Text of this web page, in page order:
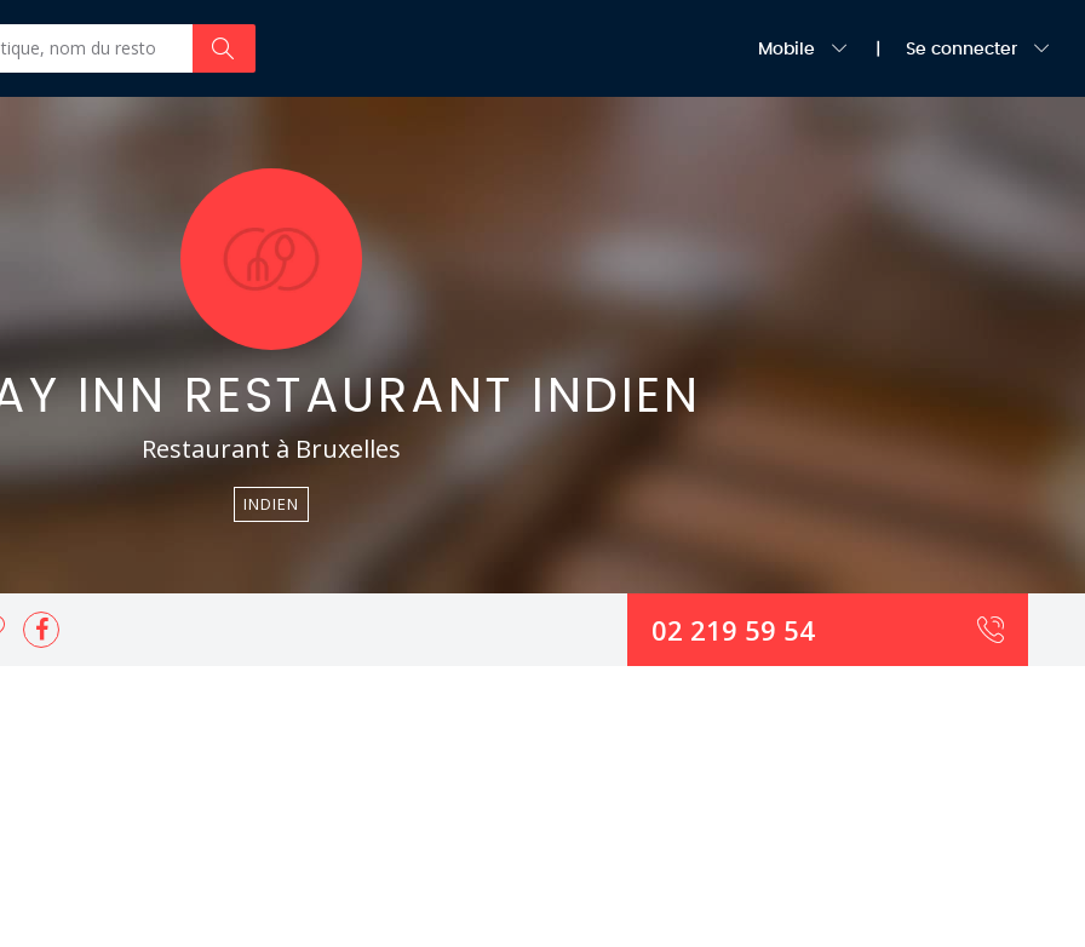
Mobile Se connecter
INN RESTAURANT INDIEN
Restaurant à Bruxelles
INDIEN
02 219 59 54